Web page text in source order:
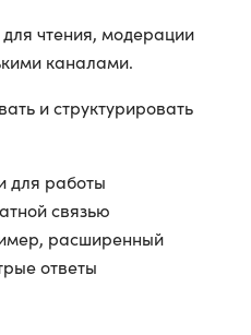
чтения, модерации
каналами.
и структурировать
для работы
связью
расширенный
ответы